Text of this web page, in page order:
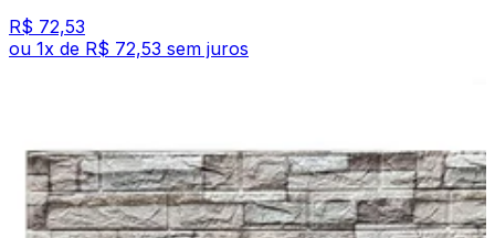
R$ 72,53
ou 1x de R$ 72,53 sem juros